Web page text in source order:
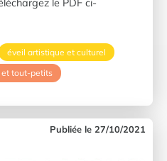
le PDF ci-
éveil artistique et culturel
et tout-petits
27/10/2021